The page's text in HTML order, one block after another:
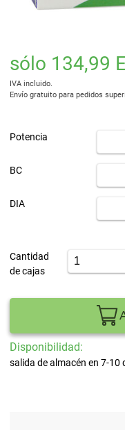
sólo 134,99
IVA incluido.
Envío gratuito para pedidos
Potencia
BC
DIA
Cantidad
de cajas
Disponibilidad:
salida de almacén en 7-10